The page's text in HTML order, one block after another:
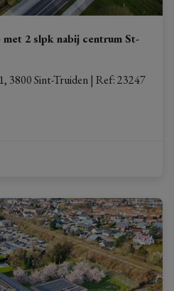
met 2 slpk nabij centrum St-
3800 Sint-Truiden | Ref: 23247